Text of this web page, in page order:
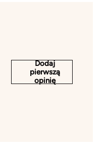
Dodaj
pierwszą
opinię